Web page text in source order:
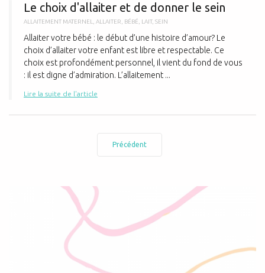
Le choix d'allaiter et de donner le sein
ALLAITEMENT MATERNEL ALLAITER BÉBÉ LAIT, SEIN
Allaiter votre bébé : le début d’une histoire d’amour? Le
choix d’allaiter votre enfant est libre et respectable. Ce
choix est profondément personnel, il vient du fond de vous
: il est digne d’admiration. L’allaitement ...
Lire la suite de l'article
Précédent